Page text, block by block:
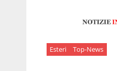
Esteri Top-News